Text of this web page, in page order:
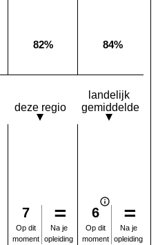
Deze opleiding:
82% Landelijk
84%
deze regio
landelijk
gemiddelde
7
Op dit
moment
Na je
opleiding
6
Op dit
moment
Na je
opleiding